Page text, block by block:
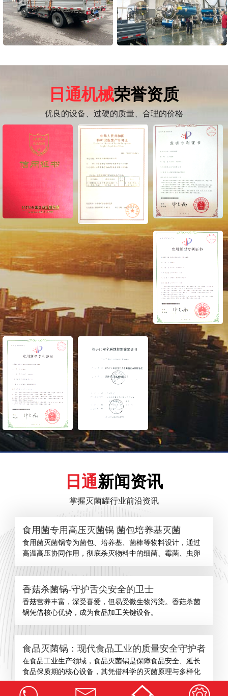
日通机械荣誉资质
优良的设备、过硬的质量、合理的价格
日通新闻资讯
掌握灭菌罐行业前沿资讯
食用菌专用高压灭菌锅 菌包培养基灭菌
食用菌灭菌锅专为菌包、培养基、菌棒等物料设计，通过
高温高压协同作用，彻底杀灭物料中的细菌、霉菌、虫卵
香菇杀菌锅-守护舌尖安全的卫士
​香菇营养丰富，深受喜爱，但易受微生物污染。香菇杀菌
锅凭借核心优势，成为食品加工关键设备。
食品灭菌锅：现代食品工业的质量安全守护者
在食品工业生产领域，食品灭菌锅是保障食品安全、延长
食品保质期的核心设备，其凭借科学的灭菌原理与多样化